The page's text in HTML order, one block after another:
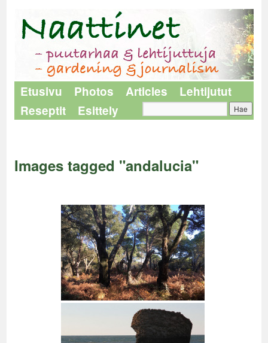
Etusivu Photos Articles
Lehtijutut
Reseptit
Esittely
Images tagged "andalucia"